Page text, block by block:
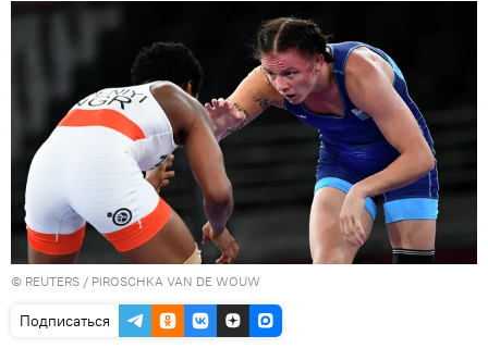
© REUTERS / PIROSCHKA VAN DE WOUW
Подписаться